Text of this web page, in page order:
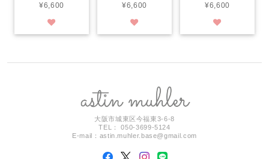
¥6,600
¥6,600
¥6,600
大阪市城東区今福東3-6-8
TEL： 050-3699-5124
E-mail： astin.muhler.base@gmail.com